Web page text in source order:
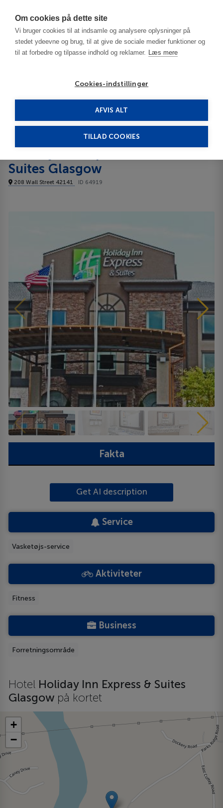
Om cookies på dette site
Vi bruger cookies til at indsamle og analysere oplysninger på
stedet ydeevne og brug, til at give de sociale medier funktioner og
til at forbedre og tilpasse indhold og reklamer. Læs mere
Cookies-indstillinger
AFVIS ALT
TILLAD COOKIES
Bowling Green - KY
Holiday Inn Express & Suites Glasgow 3***
Suites Glasgow
208 Wall Street 42141 ID 64919
Fakta
Get AI description
Service
Vasketøjs-service
Aktiviteter
Fitness
Business
Forretningsområde
Hotel Holiday Inn Express & Suites
Glasgow på kortet
+
−